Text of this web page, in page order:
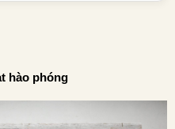
hào phóng